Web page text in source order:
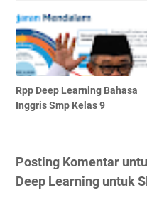
Rpp Deep Learning Bahasa
Inggris Smp Kelas 9
Posting Komentar
Deep Learning untuk